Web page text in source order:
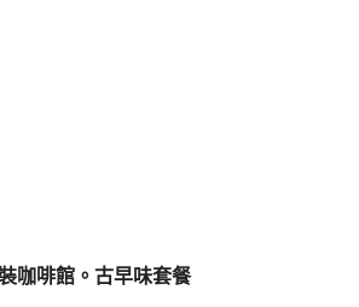
咖啡館。古早味套餐